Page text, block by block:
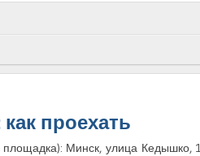
проехать
площадка): Минск, улица Кедышко,